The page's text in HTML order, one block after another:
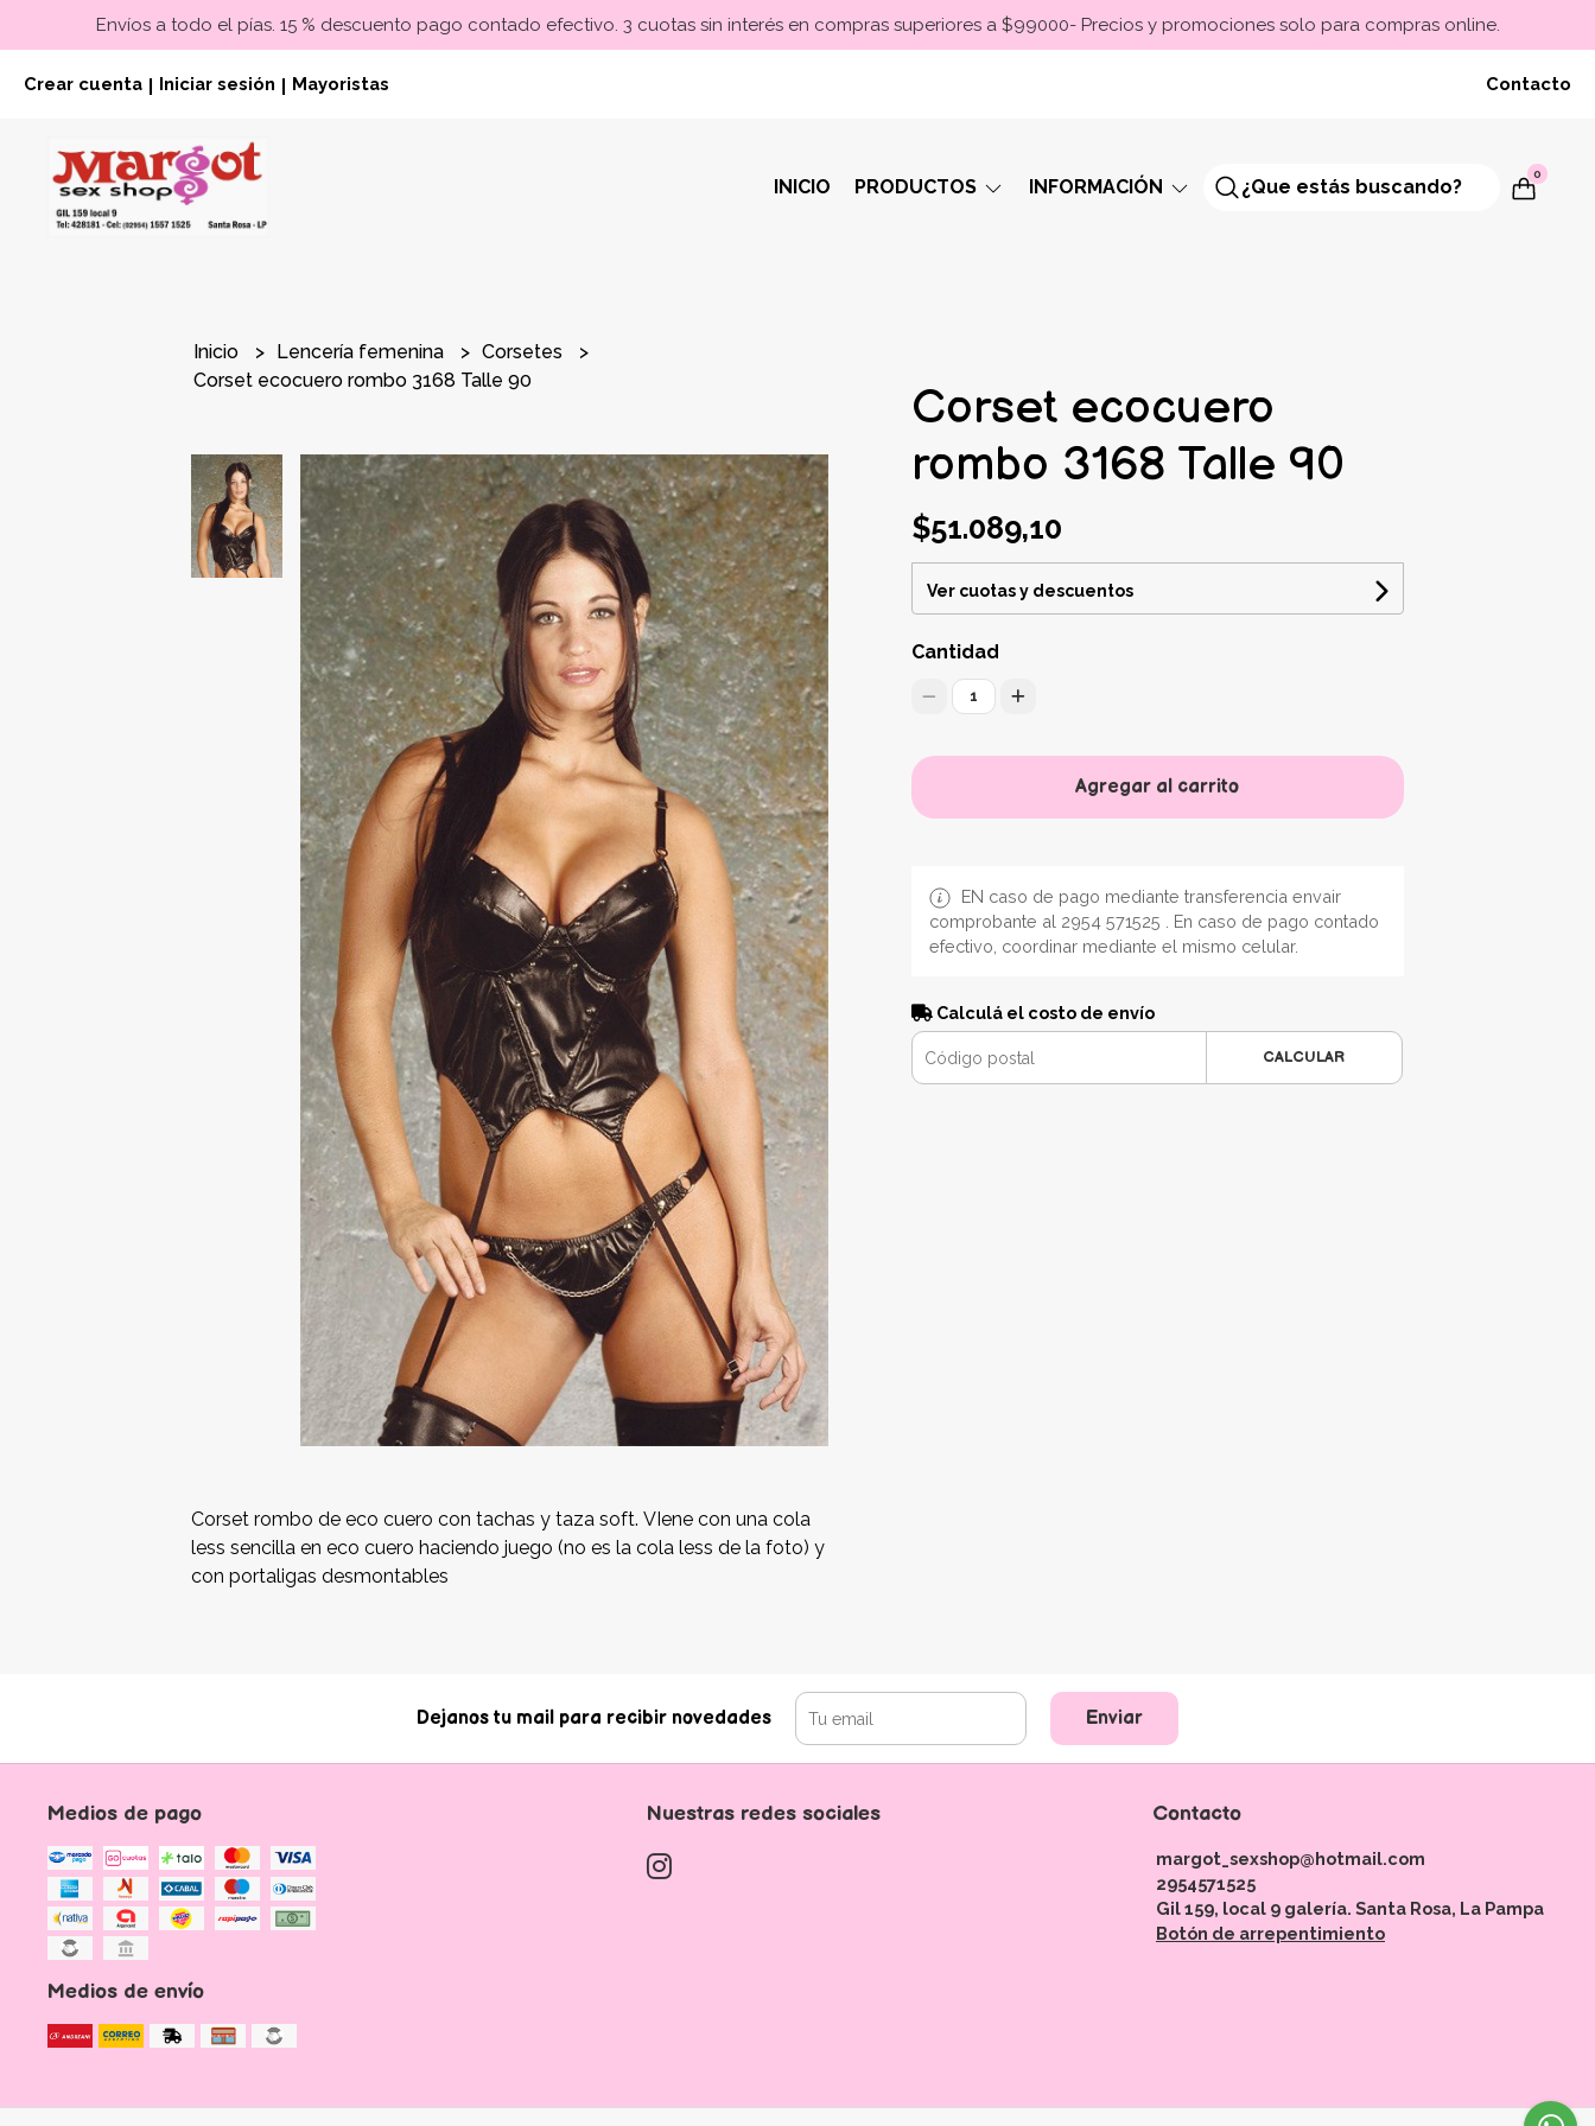
Envíos a todo el pías. 15 % descuento pago contado efectivo. 3 cuotas sin interés en compras superiores a $99000- Precios y promociones solo para compras online.
Crear cuenta Iniciar sesión Mayoristas Contacto
INICIO PRODUCTOS INFORMACIÓN
0
Inicio Lencería femenina
Corsetes
Corset ecocuero rombo 3168 Talle 90
Corset rombo de eco cuero con tachas y taza soft. VIene con una cola
less sencilla en eco cuero haciendo juego (no es la cola less de la foto) y
con portaligas desmontables
Corset ecocuero
rombo 3168 Talle 90
$51.089,10
Ver cuotas y descuentos
Cantidad
1
Agregar al carrito
EN caso de pago mediante transferencia envair
comprobante al 2954 571525 . En caso de pago contado
efectivo, coordinar mediante el mismo celular.
Calculá el costo de envío
CALCULAR
Dejanos tu mail para recibir novedades Enviar
Medios de pago
Medios de envío
Nuestras redes sociales Contacto
margot_sexshop@hotmail.com
2954571525
Gil 159, local 9 galería. Santa Rosa, La Pampa
Botón de arrepentimiento